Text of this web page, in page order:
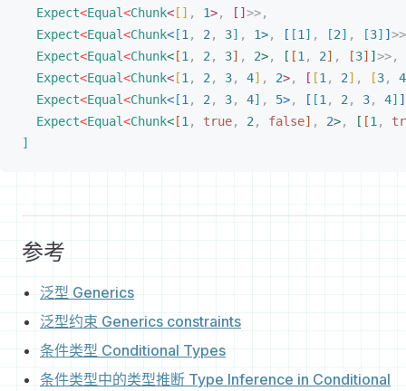
Expect<Equal<Chunk< [ ] , 1>, [ ] >>,
Expect<Equal<Chunk< [1 , 2 , 3] , 1>, [ [1 ] , [2] , [3] ] >>
Expect<Equal<Chunk< [1 , 2 , 3] , 2>, [ [1 , 2] , [3] ] >>,
Expect<Equal<Chunk< [1 , 2 , 3, 4] , 2>, [ [1 , 2] , [3,
4
Expect<Equal<Chunk< [1 , 2 , 3, 4] , 5>, [ [1 , 2 , 3, 4] ]
Expect<Equal<Chunk< [1 , true, 2 , false] , 2>, [ [1 ,
]
参考
泛型 Generics
泛型约束 Generics constraints
条件类型 Conditional Types
条件类型中的类型推断 Type Inference in Conditional